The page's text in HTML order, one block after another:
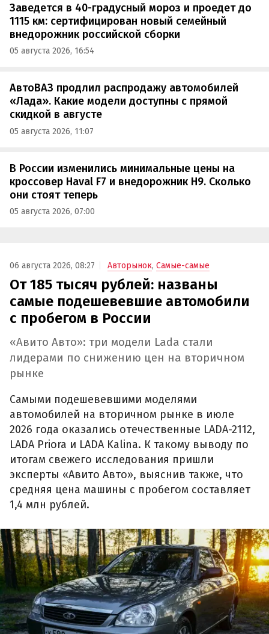
Заведется в 40-градусный мороз и проедет до
1115 км: сертифицирован новый семейный
внедорожник российской сборки
05 августа 2026, 16:54
АвтоВАЗ продлил распродажу автомобилей
«Лада». Какие модели доступны с прямой
скидкой в августе
05 августа 2026, 11:07
В России изменились минимальные цены на
кроссовер Haval F7 и внедорожник H9. Сколько
они стоят теперь
05 августа 2026, 07:00
06 августа 2026, 08:27 Авторынок, Самые-самые
От 185 тысяч рублей: названы
самые подешевевшие автомобили
с пробегом в России
«Авито Авто»: три модели Lada стали
лидерами по снижению цен на вторичном
рынке
Самыми подешевевшими моделями
автомобилей на вторичном рынке в июле
2026 года оказались отечественные LADA-2112,
LADA Priora и LADA Kalina. К такому выводу по
итогам свежего исследования пришли
эксперты «Авито Авто», выяснив также, что
средняя цена машины с пробегом составляет
1,4 млн рублей.